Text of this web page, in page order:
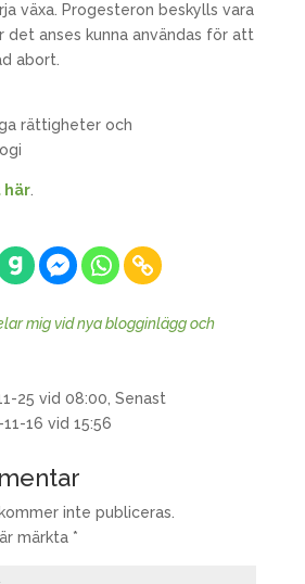
växa. Progesteron beskylls vara
det anses kunna användas för att
abort.
rättigheter och
här.
mig vid nya blogginlägg och
25 vid 08:00, Senast
16 vid 15:56
inte publiceras.
märkta *